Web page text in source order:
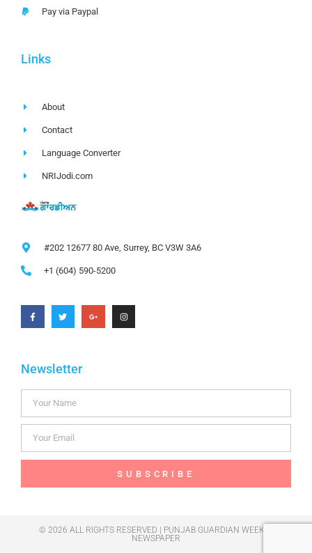
Pay via Paypal
Links
About
Contact
Language Converter
NRIJodi.com
#202 12677 80 Ave, Surrey, BC V3W 3A6
+1 (604) 590-5200
Newsletter
SUBSCRIBE
© 2026 ALL RIGHTS RESERVED | PUNJAB GUARDIAN WEEKLY
NEWSPAPER